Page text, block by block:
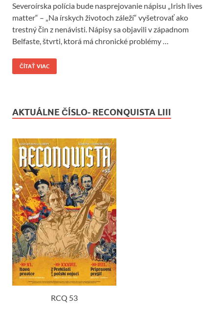
Severoírska polícia bude nasprejovanie nápisu „Irish lives
matter“ – „Na írskych životoch záleží“ vyšetrovať ako
trestný čin z nenávisti. Nápisy sa objavili v západnom
Belfaste, štvrti, ktorá má chronické problémy …
ČÍTAŤ VIAC
AKTUÁLNE ČÍSLO- RECONQUISTA LIII
RCQ 53